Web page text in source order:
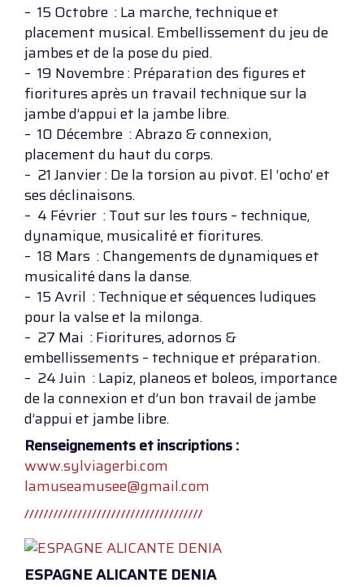
– 15 Octobre : La marche, technique et
placement musical. Embellissement du jeu de
jambes et de la pose du pied.
– 19 Novembre : Préparation des figures et
fioritures après un travail technique sur la
jambe d’appui et la jambe libre.
– 10 Décembre : Abrazo & connexion,
placement du haut du corps.
– 21 Janvier : De la torsion au pivot. El ‘ocho’ et
ses déclinaisons.
– 4 Février : Tout sur les tours – technique,
dynamique, musicalité et fioritures.
– 18 Mars : Changements de dynamiques et
musicalité dans la danse.
– 15 Avril : Technique et séquences ludiques
pour la valse et la milonga.
– 27 Mai : Fioritures, adornos &
embellissements – technique et préparation.
– 24 Juin : Lapiz, planeos et boleos, importance
de la connexion et d’un bon travail de jambe
d’appui et jambe libre.
Renseignements et inscriptions :
www.sylviagerbi.com
lamuseamusee@gmail.com
ESPAGNE ALICANTE DENIA